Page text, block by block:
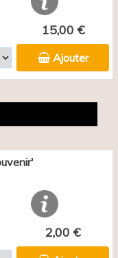
15,00 €
Ajouter
2,00 €